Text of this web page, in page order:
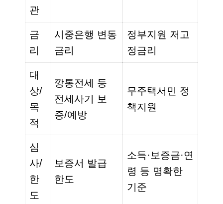
관
금
리
시중은행 변동
금리
정부지원 저고
정금리
대
상/
목
적
깡통전세 등
전세사기 보
증/예방
무주택서민 정
책지원
심
사/
한
도
보증서 발급
한도
소득·보증금·연
령 등 명확한
기준